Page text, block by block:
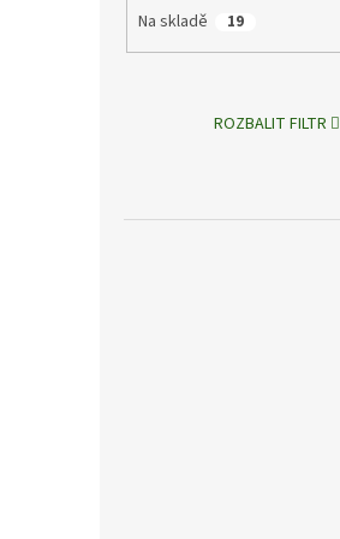
Na skladě 19
ROZBALIT FILTR